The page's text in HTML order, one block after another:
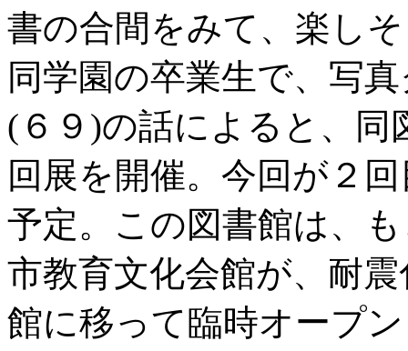
書の合間をみて、楽し
同学園の卒業生で、写
(６９)の話によると、同
回展を開催。今回が２
予定。この図書館は、
市教育文化会館が、耐
館に移って臨時オープ